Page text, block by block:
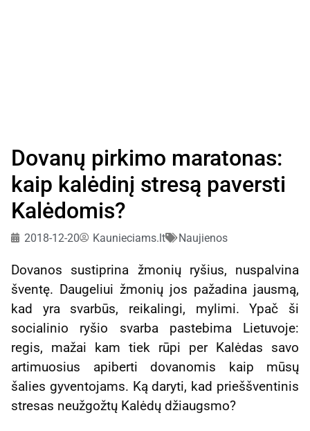
Dovanų pirkimo maratonas:
kaip kalėdinį stresą paversti
Kalėdomis?
2018-12-20 Kaunieciams.lt Naujienos
Dovanos sustiprina žmonių ryšius, nuspalvina
šventę. Daugeliui žmonių jos pažadina jausmą,
kad yra svarbūs, reikalingi, mylimi. Ypač ši
socialinio ryšio svarba pastebima Lietuvoje:
regis, mažai kam tiek rūpi per Kalėdas savo
artimuosius apiberti dovanomis kaip mūsų
šalies gyventojams. Ką daryti, kad prieššventinis
stresas neužgožtų Kalėdų džiaugsmo?